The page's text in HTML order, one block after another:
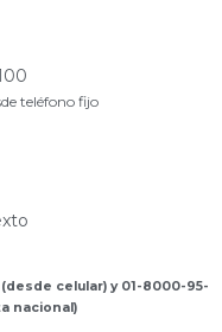
teléfono fijo
celular) y 01-8000-95-
nacional)